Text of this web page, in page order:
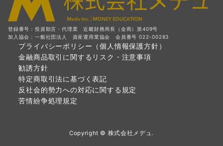
登録番号：投資助言・代理業 近畿財務局長（金商）第409号
加入協会：一般社団法人 資産運用業協会 会員番号 022-00283
プライバシーポリシー（個人情報保護方針）
金融商品取引に関するリスク・注意事項
勧誘方針
特定商取引法に基づく表記
反社会的勢力への対応に関する規定
苦情紛争処理規定
Copyright © 株式会社メデュ.